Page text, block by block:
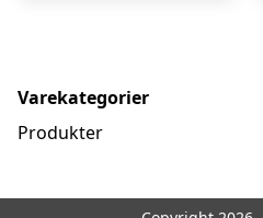
Varekategorier
Produkter